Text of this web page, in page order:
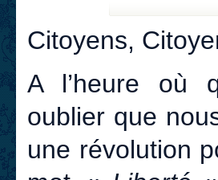
Citoyens,
A l’heure où
oublier que
une révolution